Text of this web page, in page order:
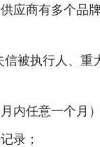
应商有多个品
信被执行人、
内任意一个月）
录；